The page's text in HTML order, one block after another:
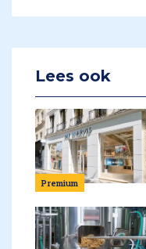
Lees ook
Premium